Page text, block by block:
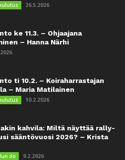
26.5.2026
ke 11.3. – Ohjaajana
– Hanna Närhi
ti 10.2. – Koiraharrastajan
– Maria Matilainen
10.2.2026
kahvila: Miltä näyttää rally-
sääntövuosi 2026? – Krista
ilo 9.2.2026